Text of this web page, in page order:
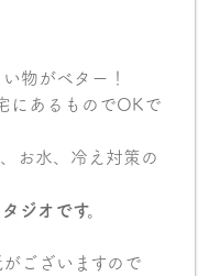
物がベター！
にあるものでOKで
お水、冷え対策の
ジオです。
ございますので